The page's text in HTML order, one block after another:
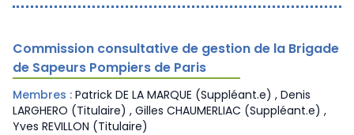
Commission consultative de gestion de la Brigade
de Sapeurs Pompiers de Paris
Membres : Patrick DE LA MARQUE (Suppléant.e) , Denis
LARGHERO (Titulaire) , Gilles CHAUMERLIAC (Suppléant.e) ,
Yves REVILLON (Titulaire)